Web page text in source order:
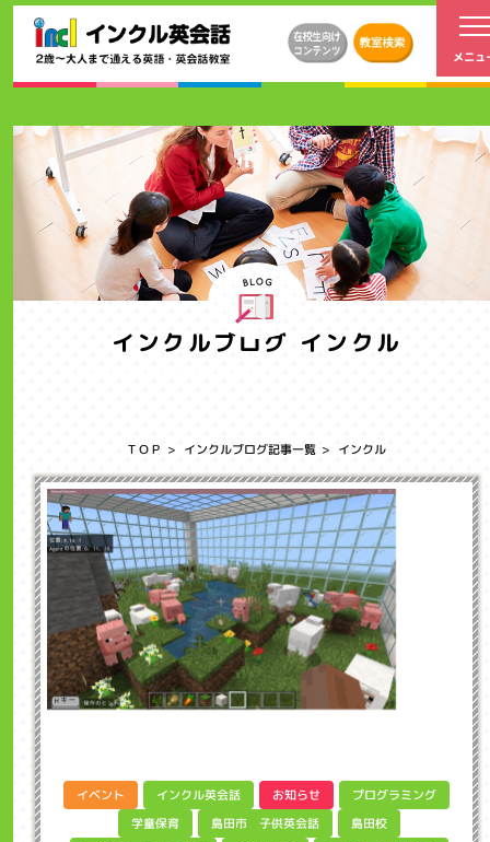
インクルブログ インクル
ＴＯＰ インクルブログ記事一覧 インクル
イベント インクル英会話 お知らせ プログラミング
学童保育 島田市 子供英会話 島田校